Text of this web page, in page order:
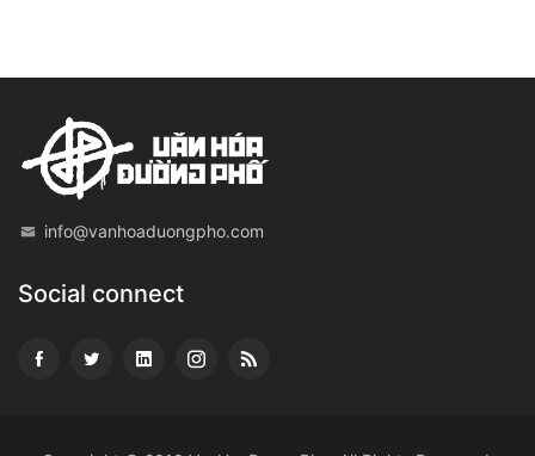
info@vanhoaduongpho.com
Social connect